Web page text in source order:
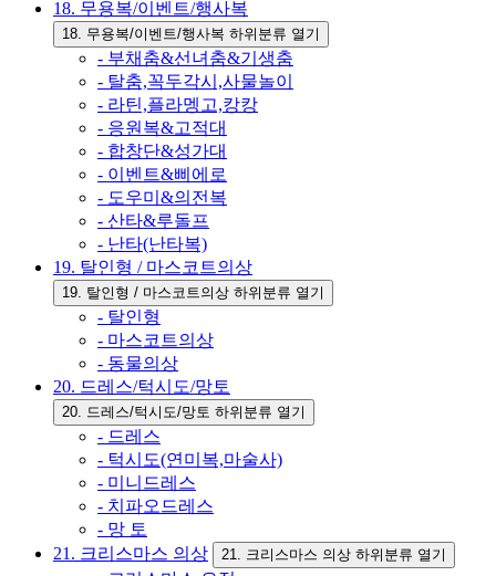
18. 무용복/이벤트/행사복
18. 무용복/이벤트/행사복 하위분류 열기
- 부채춤&선녀춤&기생춤
- 탈춤,꼭두각시,사물놀이
- 라틴,플라멩고,캉캉
- 응원복&고적대
- 합창단&성가대
- 이벤트&삐에로
- 도우미&의전복
- 산타&루돌프
- 난타(난타복)
19. 탈인형 / 마스코트의상
19. 탈인형 / 마스코트의상 하위분류 열기
- 탈인형
- 마스코트의상
- 동물의상
20. 드레스/턱시도/망토
20. 드레스/턱시도/망토 하위분류 열기
- 드레스
- 턱시도(연미복,마술사)
- 미니드레스
- 치파오드레스
- 망 토
21. 크리스마스 의상
21. 크리스마스 의상 하위분류 열기